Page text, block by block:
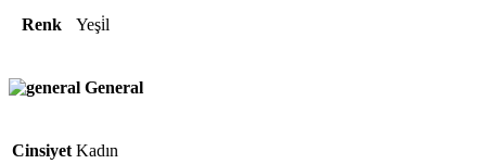
Renk Yeşi̇l
General
Cinsiyet Kadın